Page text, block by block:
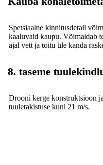
Spetsiaalne kinnitusdetail
kaaluvaid kaupu. Võimaldab
ajal vett ja toitu üle kanda
8. taseme
Drooni kerge konstruktsioon
tuuletakistuse kuni 21 m/s.